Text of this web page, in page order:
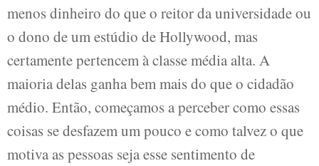
menos dinheiro do que o reitor da universidade ou
o dono de um estúdio de Hollywood, mas
certamente pertencem à classe média alta. A
maioria delas ganha bem mais do que o cidadão
médio. Então, começamos a perceber como essas
coisas se desfazem um pouco e como talvez o que
motiva as pessoas seja esse sentimento de